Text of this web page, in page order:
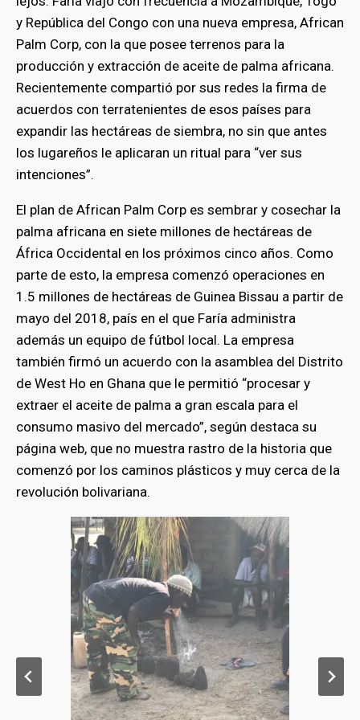
y República del Congo con una nueva empresa, African
Palm Corp, con la que posee terrenos para la
producción y extracción de aceite de palma africana.
Recientemente compartió por sus redes la firma de
acuerdos con terratenientes de esos países para
expandir las hectáreas de siembra, no sin que antes
los lugareños le aplicaran un ritual para “ver sus
intenciones”.
El plan de African Palm Corp es sembrar y cosechar la
palma africana en siete millones de hectáreas de
África Occidental en los próximos cinco años. Como
parte de esto, la empresa comenzó operaciones en
1.5 millones de hectáreas de Guinea Bissau a partir de
mayo del 2018, país en el que Faría administra
además un equipo de fútbol local. La empresa
también firmó un acuerdo con la asamblea del Distrito
de West Ho en Ghana que le permitió “procesar y
extraer el aceite de palma a gran escala para el
consumo masivo del mercado”, según destaca su
página web, que no muestra rastro de la historia que
comenzó por los caminos plásticos y muy cerca de la
revolución bolivariana.